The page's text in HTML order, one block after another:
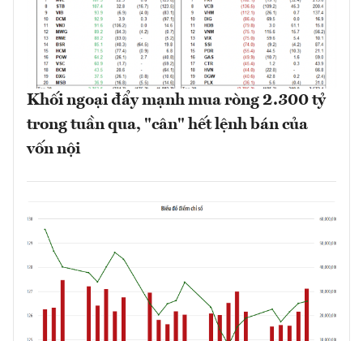
Khối ngoại đẩy mạnh mua ròng 2.300 tỷ
trong tuần qua, "cân" hết lệnh bán của
vốn nội